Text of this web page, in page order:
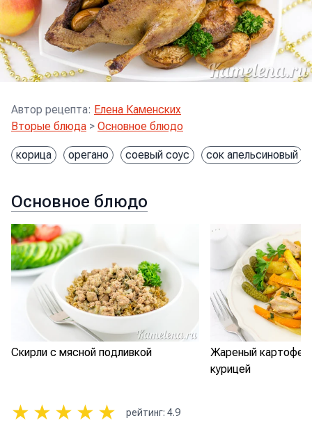
Автор рецепта: Елена Каменских
Вторые блюда > Основное блюдо
корица орегано соевый соус сок апельсиновый
Основное блюдо
Скирли с мясной подливкой
Жареный
курицей
★ ★ ★ ★ ★ рейтинг: 4.9